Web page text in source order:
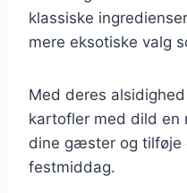
klassiske
mere eksotiske valg
Med deres
kartofler med dild en
dine gæster og
festmiddag.